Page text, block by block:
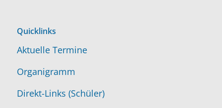
Quicklinks
Aktuelle Termine
Organigramm
Direkt-Links (Schüler)